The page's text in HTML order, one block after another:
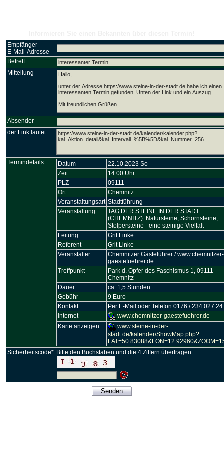
Empfänger
E-Mail-Adresse
Betreff
Mitteilung
Absender
der Link lautet
Termindetails Datum
22.10.2023 So
Zeit
14:00 Uhr
PLZ
09111
Ort
Chemnitz
Veranstaltungsart Stadtführung
Veranstaltung
TAG DER STEINE IN DER STADT
(CHEMNITZ): Natursteine, Schornsteine,
Stolpersteine - eine steinige Vielfalt
Leitung
Grit Linke
Referent
Grit Linke
Veranstalter
Chemnitzer Gästeführer / www.chemnitzer-
gaestefuehrer.de
Treffpunkt
Park d. Opfer des Faschismus 1, 09111
Chemnitz
Dauer
ca. 1,5 Stunden
Gebühr
9 Euro
Kontakt
Per E-Mail oder Telefon 0176 / 234 027 24
Internet
www.chemnitzer-gaestefuehrer.de
Karte anzeigen
www.steine-in-der-
stadt.de/kalender/ShowMap.php?
Sicherheitscode* Bitte den Buchstaben und die 4 Ziffern übertragen